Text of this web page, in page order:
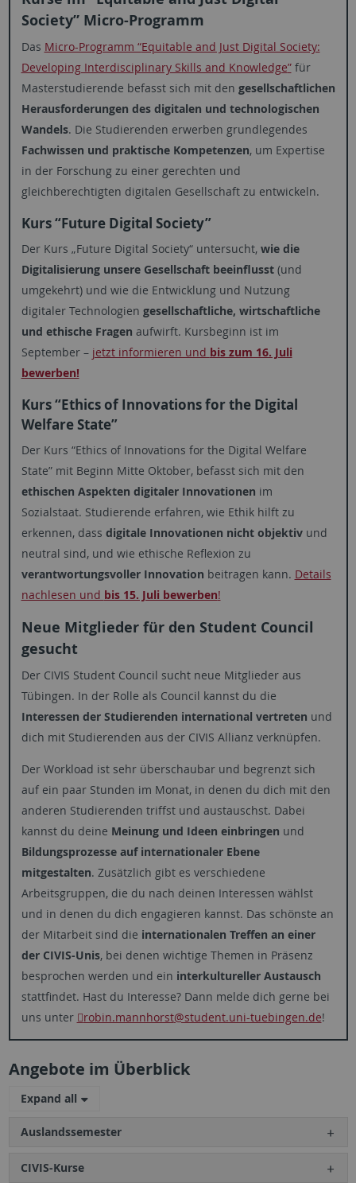
Society” Micro-Programm
Das Micro-Programm “Equitable and Just Digital Society:
Developing Interdisciplinary Skills and Knowledge”für
Masterstudierende befasst sich mit den gesellschaftlichen
Herausforderungen des digitalen und technologischen
Wandels. Die Studierenden erwerben grundlegendes
Fachwissen und praktische Kompetenzen, um Expertise
in der Forschung zu einer gerechten und
gleichberechtigten digitalen Gesellschaft zu entwickeln.
Kurs “Future Digital Society”
Der Kurs „Future Digital Society“ untersucht, wie die
Digitalisierung unsere Gesellschaft beeinflusst(und
umgekehrt) und wie die Entwicklung und Nutzung
digitaler Technologien gesellschaftliche, wirtschaftliche
und ethische Fragen aufwirft. Kursbeginn ist im
September – jetzt informieren und bis zum 16. Juli
bewerben!
Kurs “Ethics of Innovations for the Digital
Welfare State”
Der Kurs “Ethics of Innovations for the Digital Welfare
State” mit Beginn Mitte Oktober, befasst sich mit den
ethischen Aspekten digitaler Innovationen im
Sozialstaat. Studierende erfahren, wie Ethik hilft zu
erkennen, dass digitale Innovationen nicht objektivund
neutral sind, und wie ethische Reflexion zu
verantwortungsvoller Innovation beitragen kann. Details
nachlesen und bis 15. Juli bewerben!
Neue Mitglieder für den Student Council
gesucht
Der CIVIS Student Council sucht neue Mitglieder aus
Tübingen. In der Rolle als Council kannst du die
Interessen der Studierenden international vertreten und
dich mit Studierenden aus der CIVIS Allianz verknüpfen.
Der Workload ist sehr überschaubar und begrenzt sich
auf ein paar Stunden im Monat, in denen du dich mit den
anderen Studierenden triffst und austauschst. Dabei
kannst du deine Meinung und Ideen einbringen und
Bildungsprozesse auf internationaler Ebene
mitgestalten. Zusätzlich gibt es verschiedene
Arbeitsgruppen, die du nach deinen Interessen wählst
und in denen du dich engagieren kannst. Das schönste an
der Mitarbeit sind die internationalen Treffen an einer
der CIVIS-Unis, bei denen wichtige Themen in Präsenz
besprochen werden und ein interkultureller Austausch
stattfindet. Hast du Interesse? Dann melde dich gerne bei
uns unter
robin.mannhorst@student.uni-tuebingen.de!
Angebote im Überblick
Expand all
Auslandssemester
CIVIS-Kurse